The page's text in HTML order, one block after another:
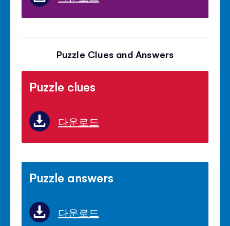
Puzzle Clues and Answers
Puzzle clues
다운로드
Puzzle answers
다운로드